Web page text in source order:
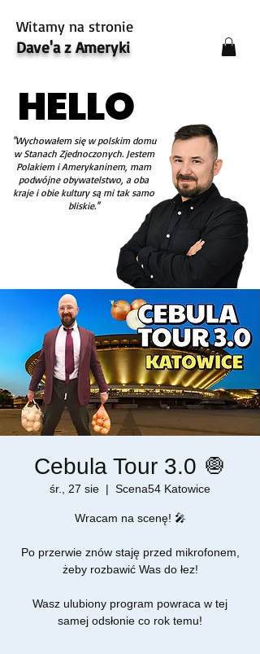
''Wychowałem się w polskim domu
w Stanach Zjednoczonych. Jestem
Polakiem i Amerykaninem, mam
podwójne obywatelstwo, a oba
kraje i obie kultury są mi tak samo
bliskie.''
HELLO
HELLO
Witamy na stronie
Dave'a z Ameryki
Cebula Tour 3.0 🧅
śr., 27 sie
  |
Scena54 Katowice
Wracam na scenę! 🎤
Po przerwie znów staję przed mikrofonem,
żeby rozbawić Was do łez!
Wasz ulubiony program powraca w tej
samej odsłonie co rok temu!